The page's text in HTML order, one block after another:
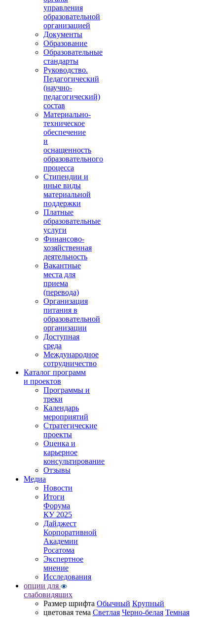
управления
образовательной
организацией
Документы
Образование
Образовательные
стандарты
Руководство.
Педагогический
(научно-
педагогический)
состав
Материально-
техническое
обеспечение
и
оснащенность
образовательного
процесса
Стипендии и
иные виды
материальной
поддержки
Платные
образовательные
услуги
Финансово-
хозяйственная
деятельность
Вакантные
места для
приема
(перевода)
Организация
питания в
образовательной
организации
Доступная
среда
Международное
сотрудничество
Каталог программ
и проектов
Программы и
треки
Календарь
мероприятий
Стратегические
проекты
Оценка и
карьерное
консультирование
Отзывы
Медиа
Новости
Итоги
Форума
КУ 2025
Дайджест
Корпоративной
Академии
Росатома
Экспертное
мнение
Исследования
опции для
слабовидящих
Размер шрифта Обычный Крупный
цветовая тема Светлая Черно-белая Темная